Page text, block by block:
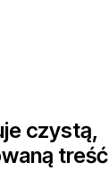
czystą,
treść